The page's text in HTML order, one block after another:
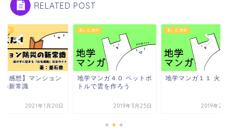
RELATED POST
地学
書感想】マンション
の新常識
2021年1月20日
楽しむ地学
地学マンガ４０ ペットボ
トルで雲を作ろう
2019年3月25日
楽しむ地学
地学マンガ１１ 火山
2019年2